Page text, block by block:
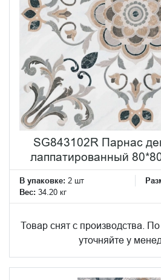
SG843102R Парнас
лаппатированный
В упаковке: 2 шт
Вес: 34.20 кг
Товар снят с производства.
уточняйте у